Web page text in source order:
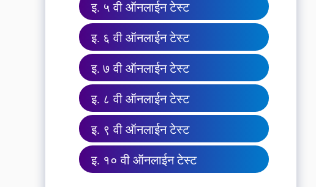
इ. ५ वी ऑनलाईन टेस्ट
इ. ६ वी ऑनलाईन टेस्ट
इ. ७ वी ऑनलाईन टेस्ट
इ. ८ वी ऑनलाईन टेस्ट
इ. ९ वी ऑनलाईन टेस्ट
इ. १० वी ऑनलाईन टेस्ट